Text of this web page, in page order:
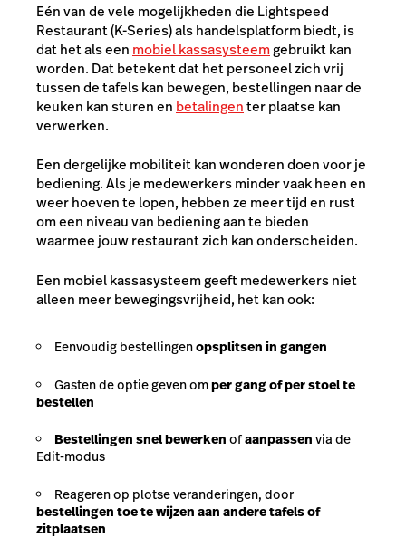
Eén van de vele mogelijkheden die Lightspeed
Restaurant (K-Series) als handelsplatform biedt, is
dat het als een mobiel kassasysteemgebruikt kan
worden. Dat betekent dat het personeel zich vrij
tussen de tafels kan bewegen, bestellingen naar de
keuken kan sturen en betalingenter plaatse kan
verwerken.
Een dergelijke mobiliteit kan wonderen doen voor je
bediening. Als je medewerkers minder vaak heen en
weer hoeven te lopen, hebben ze meer tijd en rust
om een niveau van bediening aan te bieden
waarmee jouw restaurant zich kan onderscheiden.
Een mobiel kassasysteem geeft medewerkers niet
alleen meer bewegingsvrijheid, het kan ook:
Eenvoudig bestellingenopsplitsen in gangen
Gasten de optie geven omper gang of per stoel te
bestellen
Bestellingen snel bewerken ofaanpassen via de
Edit-modus
Reageren op plotse veranderingen, door
bestellingen toe te wijzen aan andere tafels of
zitplaatsen